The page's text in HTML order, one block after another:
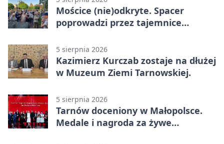
Mościce (nie)odkryte. Spacer
poprowadzi przez tajemnice
5 sierpnia 2026
Kazimierz Kurczab zostaje na dłużej
w Muzeum Ziemi Tarnowskiej.
5 sierpnia 2026
Tarnów doceniony w Małopolsce.
Medale i nagroda za żywe